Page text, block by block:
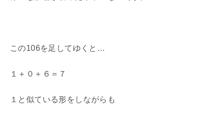
この106を足してゆくと…
１＋０＋６＝７
１と似ている形をしながらも